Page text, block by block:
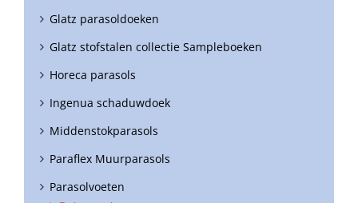
Glatz parasoldoeken
Glatz stofstalen collectie Sampleboeken
Horeca parasols
Ingenua schaduwdoek
Middenstokparasols
Paraflex Muurparasols
Parasolvoeten